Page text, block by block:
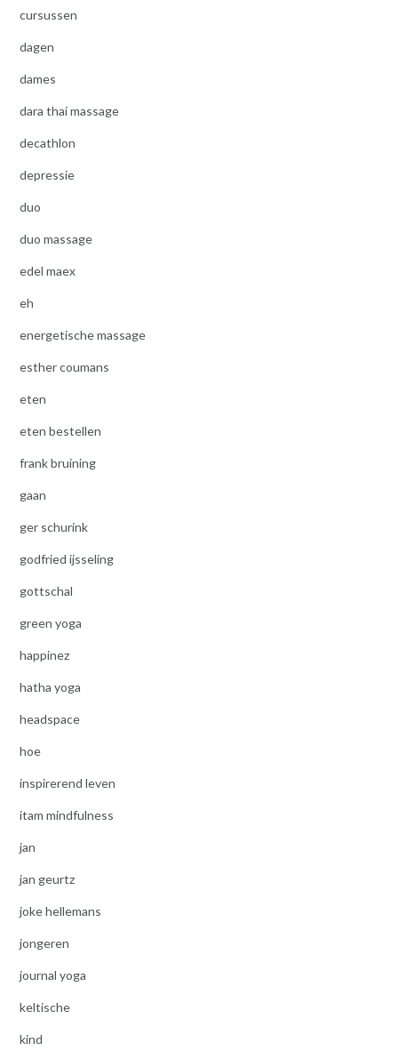
cursussen
dagen
dames
dara thai massage
decathlon
depressie
duo
duo massage
edel maex
eh
energetische massage
esther coumans
eten
eten bestellen
frank bruining
gaan
ger schurink
godfried ijsseling
gottschal
green yoga
happinez
hatha yoga
headspace
hoe
inspirerend leven
itam mindfulness
jan
jan geurtz
joke hellemans
jongeren
journal yoga
keltische
kind